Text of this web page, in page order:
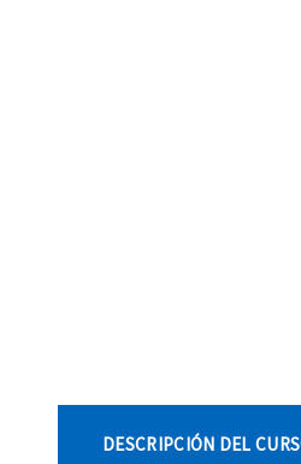
DESCRIPCIÓN DEL